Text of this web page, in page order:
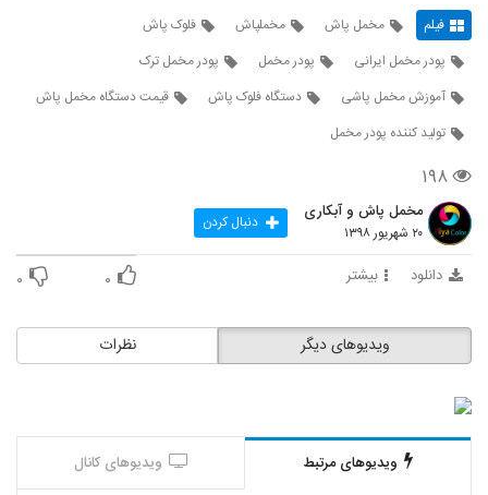
فیلم مخمل پاش مخملپاش
فلوک پاش
پودر مخمل ایرانی
پودر مخمل
پودر مخمل ترک
آموزش مخمل پاشی
دستگاه فلوک پاش
قیمت دستگاه مخمل پاش
تولید کننده پودر مخمل
۱۹۸
مخمل پاش و آبکاری
۲۰ شهریور ۱۳۹۸ دنبال کردن
دانلود بیشتر ۰ ۰
نظرات ویدیوهای دیگر
ویدیوهای مرتبط ویدیوهای کانال